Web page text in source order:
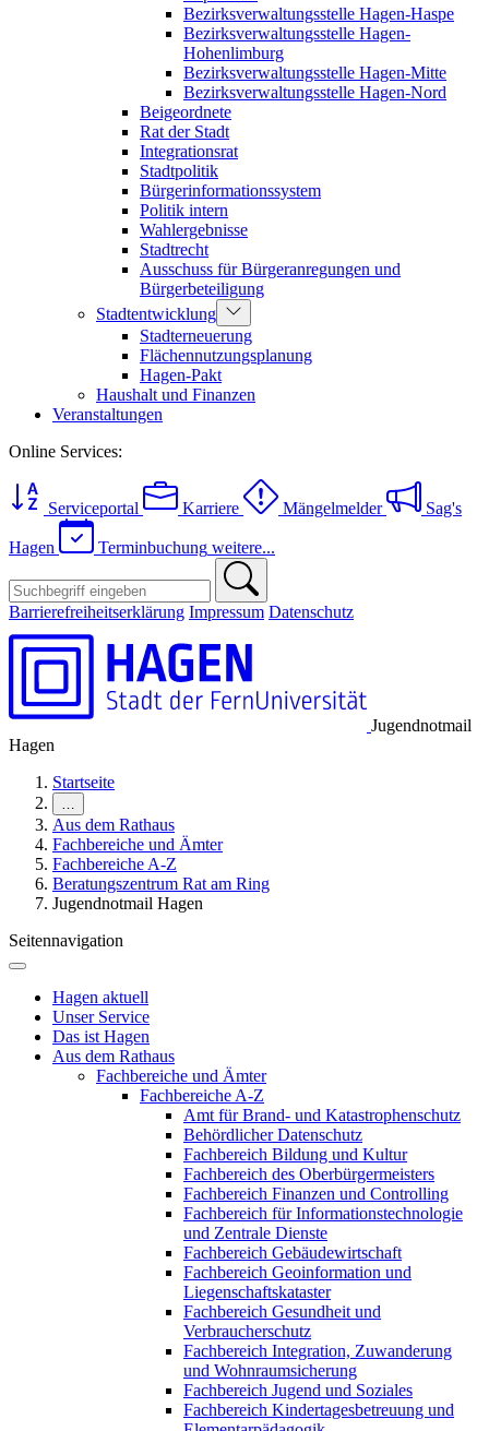
Bezirksverwaltungsstelle Hagen-Haspe
Bezirksverwaltungsstelle Hagen-
Hohenlimburg
Bezirksverwaltungsstelle Hagen-Mitte
Bezirksverwaltungsstelle Hagen-Nord
Beigeordnete
Rat der Stadt
Integrationsrat
Stadtpolitik
Bürgerinformationssystem
Politik intern
Wahlergebnisse
Stadtrecht
Ausschuss für Bürgeranregungen und
Bürgerbeteiligung
Stadtentwicklung
Stadterneuerung
Flächennutzungsplanung
Hagen-Pakt
Haushalt und Finanzen
Veranstaltungen
Online Services:
Serviceportal Karriere Mängelmelder Sag's
Hagen Terminbuchung weitere...
Barrierefreiheitserklärung Impressum Datenschutz
Jugendnotmail
Hagen
Startseite
…
Aus dem Rathaus
Fachbereiche und Ämter
Fachbereiche A-Z
Beratungszentrum Rat am Ring
Jugendnotmail Hagen
Seitennavigation
Hagen aktuell
Unser Service
Das ist Hagen
Aus dem Rathaus
Fachbereiche und Ämter
Fachbereiche A-Z
Amt für Brand- und Katastrophenschutz
Behördlicher Datenschutz
Fachbereich Bildung und Kultur
Fachbereich des Oberbürgermeisters
Fachbereich Finanzen und Controlling
Fachbereich für Informationstechnologie
und Zentrale Dienste
Fachbereich Gebäudewirtschaft
Fachbereich Geoinformation und
Liegenschaftskataster
Fachbereich Gesundheit und
Verbraucherschutz
Fachbereich Integration, Zuwanderung
und Wohnraumsicherung
Fachbereich Jugend und Soziales
Fachbereich Kindertagesbetreuung und